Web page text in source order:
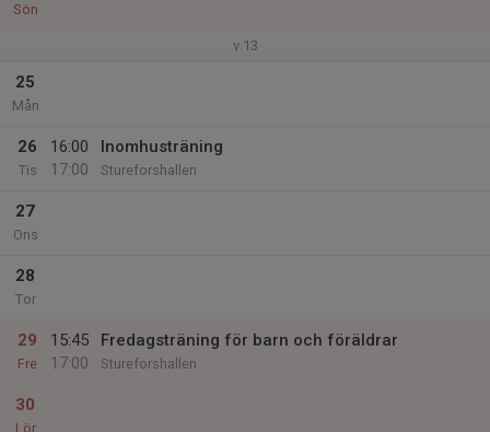
Sön
v.13
25
Mån
26
Tis
16:00
17:00
Inomhusträning
Stureforshallen
27
Ons
28
Tor
29
Fre
15:45
17:00
Fredagsträning för barn och föräldrar
Stureforshallen
30
Lör